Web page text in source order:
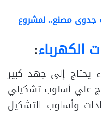
جدوى مصنع.. لمشروع
الكهرباء:
يحتاج إلى جهد كبير
علي أسلوب تشكيلي
وأسلوب التشكيل